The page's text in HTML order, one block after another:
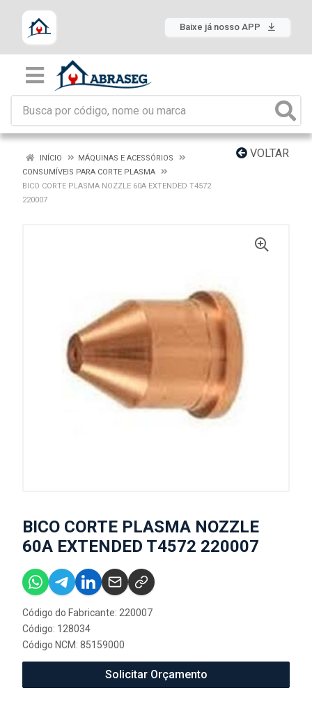
Baixe já nosso APP
VOLTAR
INÍCIO
MÁQUINAS E ACESSÓRIOS
CONSUMÍVEIS PARA CORTE PLASMA
BICO CORTE PLASMA NOZZLE 60A EXTENDED T4572
220007
BICO CORTE PLASMA NOZZLE
60A EXTENDED T4572 220007
Código do Fabricante: 220007
Código: 128034
Código NCM: 85159000
Solicitar Orçamento